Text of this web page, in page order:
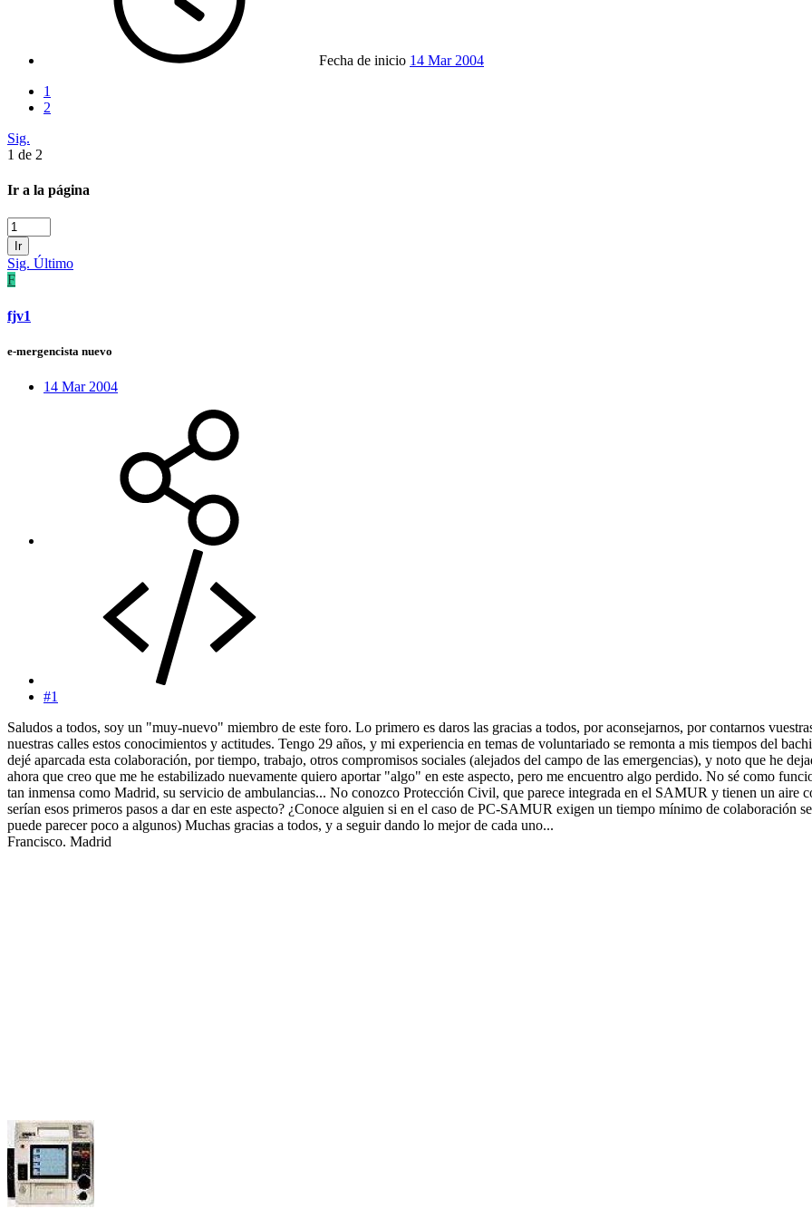
Fecha de inicio 14 Mar 2004
1
2
Sig.
1 de 2
Ir a la página
Ir
Sig. Último
F
fjv1
e-mergencista nuevo
14 Mar 2004
#1
Saludos a todos, soy un "muy-nuevo" miembro de este foro. Lo primero es daros las gracias a todos, por aconsejarnos, por contarnos
nuestras calles estos conocimientos y actitudes. Tengo 29 años, y mi experiencia en temas de voluntariado se remonta a mis tiempos del
dejé aparcada esta colaboración, por tiempo, trabajo, otros compromisos sociales (alejados del campo de las emergencias), y noto que he
ahora que creo que me he estabilizado nuevamente quiero aportar "algo" en este aspecto, pero me encuentro algo perdido. No sé como
tan inmensa como Madrid, su servicio de ambulancias... No conozco Protección Civil, que parece integrada en el SAMUR y tienen un aire
serían esos primeros pasos a dar en este aspecto? ¿Conoce alguien si en el caso de PC-SAMUR exigen un tiempo mínimo de colaboración
puede parecer poco a algunos) Muchas gracias a todos, y a seguir dando lo mejor de cada uno...
Francisco. Madrid